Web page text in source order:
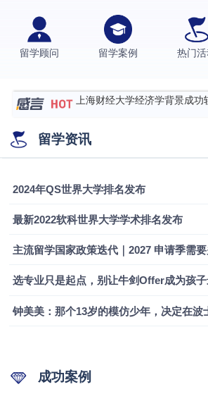
留学顾问 留学案例 热门活
格拉斯哥大学国际商务硕士录
伯明翰大学数字媒体与创意
Offer
上海财经大学经济学背景成功
专科逆袭伦敦大学学院UCL录
从上海财大2+2到谢菲尔德：
融会计硕士实录
​恭喜Z同学荣获剑桥大学录取
留学资讯
2024年QS世界大学排名发布
最新2022软科世界大学学术排名发布
主流留学国家政策迭代｜2027 申请季需
选专业只是起点，别让牛剑Offer成为孩
成功案例